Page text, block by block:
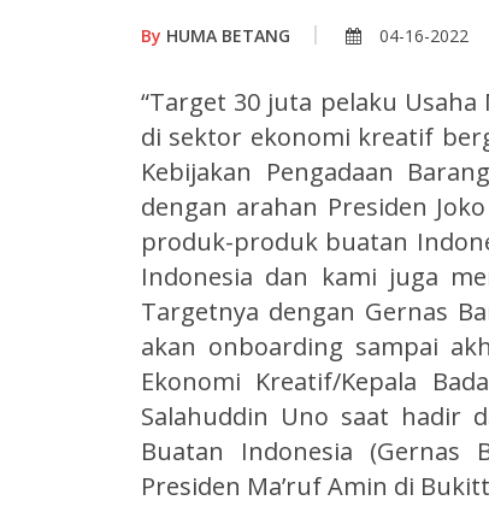
By HUMA BETANG 04-16-2022
“Target 30 juta pelaku
di sektor ekonomi kreatif
Kebijakan Pengadaan
dengan arahan Presiden
produk-produk buatan
Indonesia dan kami juga
Targetnya dengan Gernas
akan onboarding sampai
Ekonomi Kreatif/Kepala
Salahuddin Uno saat hadir
Buatan Indonesia (Gernas
Presiden Ma’ruf Amin di